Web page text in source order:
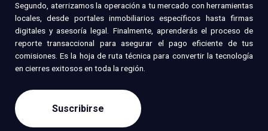
Segundo, aterrizamos la operación a tu mercado con herramientas
locales, desde portales inmobiliarios específicos hasta firmas
digitales y asesoría legal. Finalmente, aprenderás el proceso de
reporte transaccional para asegurar el pago eficiente de tus
comisiones. Es la hoja de ruta técnica para convertir la tecnología
en cierres exitosos en toda la región.
Suscribirse